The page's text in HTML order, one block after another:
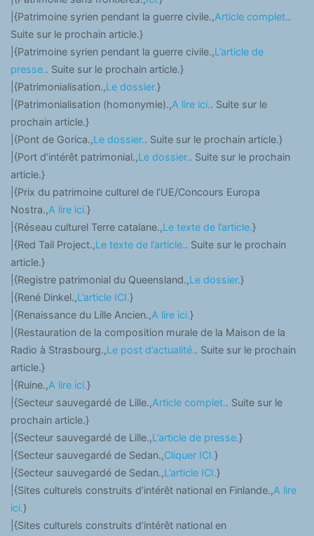
|{Patrimoine syrien pendant la guerre civile.,Article complet..
Suite sur le prochain article.}
|{Patrimoine syrien pendant la guerre civile.,L’article de
presse.. Suite sur le prochain article.}
|{Patrimonialisation.,Le dossier.}
|{Patrimonialisation (homonymie).,A lire ici.. Suite sur le
prochain article.}
|{Pont de Gorica.,Le dossier.. Suite sur le prochain article.}
|{Port d’intérêt patrimonial.,Le dossier.. Suite sur le prochain
article.}
|{Prix du patrimoine culturel de l’UE/Concours Europa
Nostra.,A lire ici.}
|{Réseau culturel Terre catalane.,Le texte de l’article.}
|{Red Tail Project.,Le texte de l’article.. Suite sur le prochain
article.}
|{Registre patrimonial du Queensland.,Le dossier.}
|{René Dinkel.,L’article ICI.}
|{Renaissance du Lille Ancien.,A lire ici.}
|{Restauration de la composition murale de la Maison de la
Radio à Strasbourg.,Le post d’actualité.. Suite sur le prochain
article.}
|{Ruine.,A lire ici.}
|{Secteur sauvegardé de Lille.,Article complet.. Suite sur le
prochain article.}
|{Secteur sauvegardé de Lille.,L’article de presse.}
|{Secteur sauvegardé de Sedan.,Cliquer ICI.}
|{Secteur sauvegardé de Sedan.,L’article ICI.}
|{Sites culturels construits d’intérêt national en Finlande.,A lire
ici.}
|{Sites culturels construits d’intérêt national en